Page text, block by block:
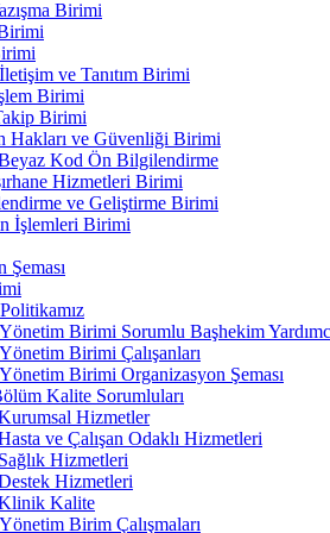
Birimi
ve Tanıtım Birimi
Birimi
Birimi
Hakları ve Güvenliği Birimi
Kod Ön Bilgilendirme
Hizmetleri Birimi
ve Geliştirme Birimi
İşlemleri Birimi
Şeması
Birimi Sorumlu Başhekim
Birimi Çalışanları
Birimi Organizasyon Şeması
Kalite Sorumluları
Hizmetler
ve Çalışan Odaklı Hizmetleri
Sağlık Hizmetleri
Hizmetleri
Kalite
Birim Çalışmaları